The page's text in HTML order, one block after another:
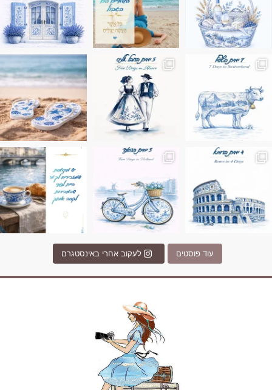
בחבל אלזס צרפת
בחופשה שבו הכל נהיה פשוט יותר. החול, הי
Instagram post
Instagram post 17994326828955248
עוד פוסטים לעקוב אחרי באינסטגרם